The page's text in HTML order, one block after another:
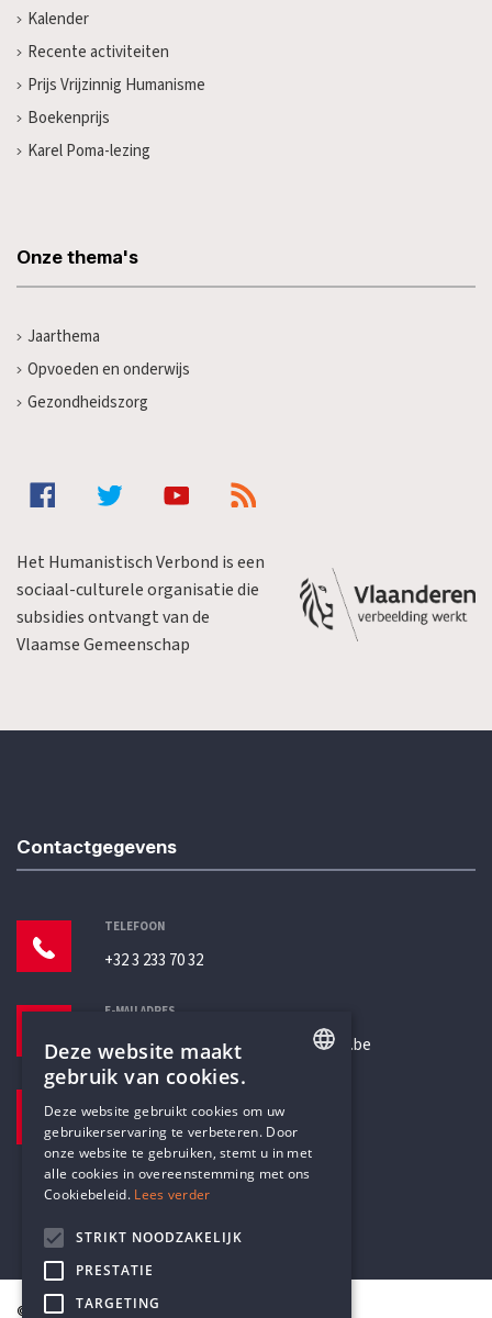
Kalender
Recente activiteiten
Prijs Vrijzinnig Humanisme
Boekenprijs
Karel Poma-lezing
Onze thema's
Jaarthema
Opvoeden en onderwijs
Gezondheidszorg
Het Humanistisch Verbond is een
sociaal-culturele organisatie die
subsidies ontvangt van de
Vlaamse Gemeenschap
Contactgegevens
TELEFOON
+32 3 233 70 32
E-MAILADRES
secretariaat@humanistischverbond.be
Pottenbrug 4
Antwerpen, 2000
© Humanistisch Verbond 2026
DUTCH
Deze website maakt
gebruik van cookies.
Deze website gebruikt cookies om uw
gebruikerservaring te verbeteren. Door
onze website te gebruiken, stemt u in met
alle cookies in overeenstemming met ons
Cookiebeleid. Lees verder
STRIKT NOODZAKELIJK
PRESTATIE
TARGETING